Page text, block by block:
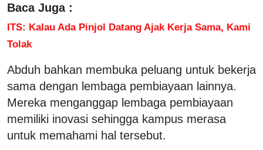
Baca Juga :
ITS: Kalau Ada Pinjol Datang Ajak Kerja Sama, Kami
Tolak
Abduh bahkan membuka peluang untuk bekerja
sama dengan lembaga pembiayaan lainnya.
Mereka menganggap lembaga pembiayaan
memiliki inovasi sehingga kampus merasa
untuk memahami hal tersebut.